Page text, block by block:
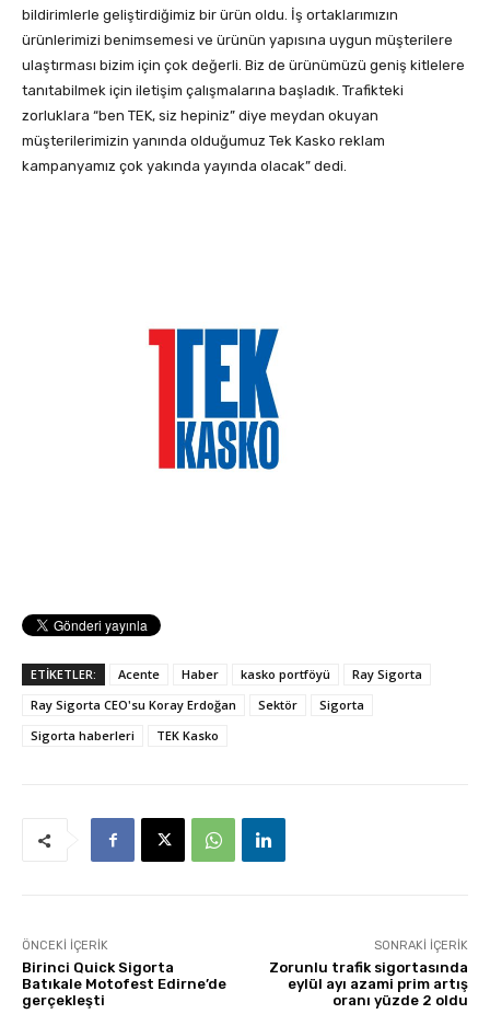
bildirimlerle geliştirdiğimiz bir ürün oldu. İş ortaklarımızın
ürünlerimizi benimsemesi ve ürünün yapısına uygun müşterilere
ulaştırması bizim için çok değerli. Biz de ürünümüzü geniş kitlelere
tanıtabilmek için iletişim çalışmalarına başladık. Trafikteki
zorluklara “ben TEK, siz hepiniz” diye meydan okuyan
müşterilerimizin yanında olduğumuz Tek Kasko reklam
kampanyamız çok yakında yayında olacak” dedi.
ETİKETLER: Acente Haber kasko portföyü
Ray Sigorta
Ray Sigorta CEO'su Koray Erdoğan
Sektör
Sigorta
Sigorta haberleri
TEK Kasko
ÖNCEKI İÇERIK
Birinci Quick Sigorta
Batıkale Motofest Edirne’de
gerçekleşti
SONRAKI İÇERIK
Zorunlu trafik sigortasında
eylül ayı azami prim artış
oranı yüzde 2 oldu